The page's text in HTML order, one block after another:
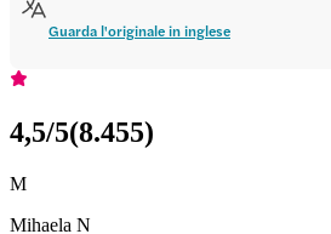
Guarda l'originale in inglese
4,5/5(8.455)
M
Mihaela N